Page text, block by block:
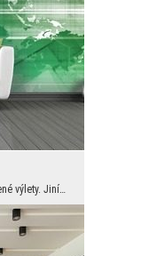
Jedni volí praxi a často se vydávají na šílené výlety. Jiní zase dávají přednost teorii – sedíc v...